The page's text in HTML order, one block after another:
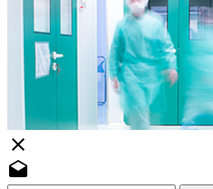
close
drafts